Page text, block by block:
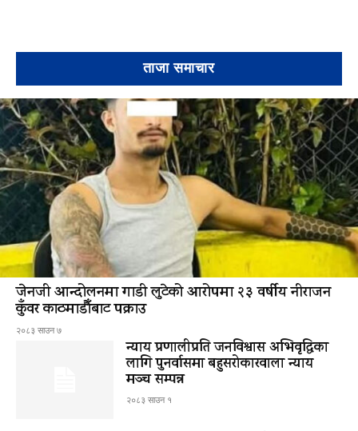
ताजा समाचार
जेनजी आन्दोलनमा गाडी लुटेको आरोपमा २३ वर्षीय नीराजन
कुँवर काठमाडौँबाट पक्राउ
२०८३ साउन ७
न्याय प्रणालीप्रति जनविश्वास अभिवृद्धिका
लागि पुनर्वासमा बहुसरोकारवाला न्याय
मञ्च सम्पन्न
२०८३ साउन १